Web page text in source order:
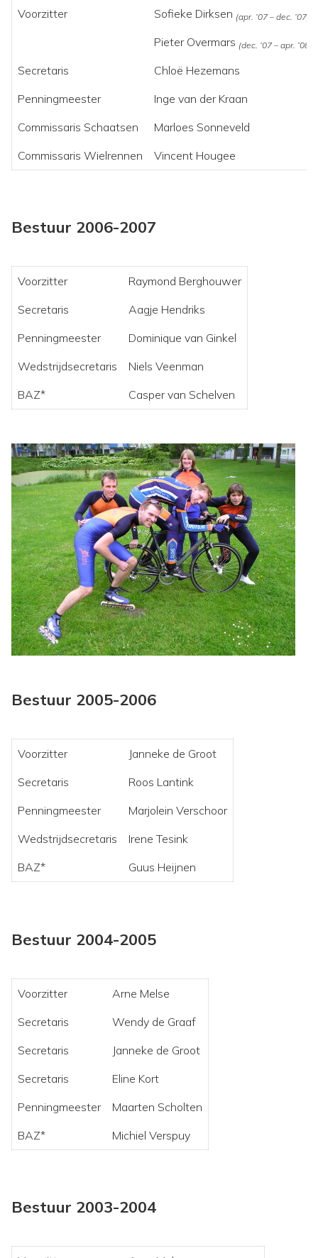
Voorzitter Sofieke Dirksen (apr. ’07 – dec. ’07)
Pieter Overmars (dec. ’07 – apr. ’08)
Secretaris
Chloë Hezemans
Penningmeester
Inge van der Kraan
Commissaris Schaatsen
Marloes Sonneveld
Commissaris Wielrennen
Vincent Hougee
Bestuur 2006-2007
Voorzitter
Raymond Berghouwer
Secretaris
Aagje Hendriks
Penningmeester
Dominique van Ginkel
Wedstrijdsecretaris
Niels Veenman
BAZ*
Casper van Schelven
Bestuur 2005-2006
Voorzitter
Janneke de Groot
Secretaris
Roos Lantink
Penningmeester
Marjolein Verschoor
Wedstrijdsecretaris
Irene Tesink
BAZ*
Guus Heijnen
Bestuur 2004-2005
Voorzitter
Arne Melse
Secretaris
Wendy de Graaf
Secretaris
Janneke de Groot
Secretaris
Eline Kort
Penningmeester
Maarten Scholten
BAZ*
Michiel Verspuy
Bestuur 2003-2004